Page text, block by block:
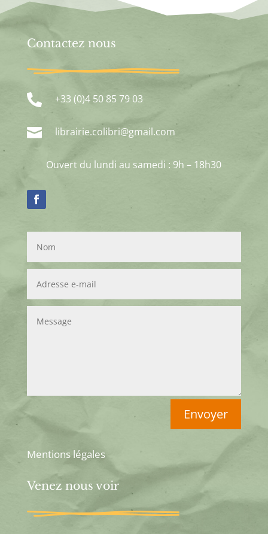
Contactez nous
 +33 (0)4 50 85 79 03
 librairie.colibri@gmail.com
Ouvert du lundi au samedi : 9h – 18h30
Envoyer
Mentions légales
Venez nous voir